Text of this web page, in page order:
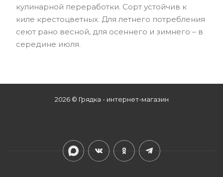
кулинарной переработки. Сорт устойчив к
киле крестоцветных. Для летнего потребления
сеют рано весной, для осеннего и зимнего – в
середине июля.
2026 © Грядка - интернет-магазин